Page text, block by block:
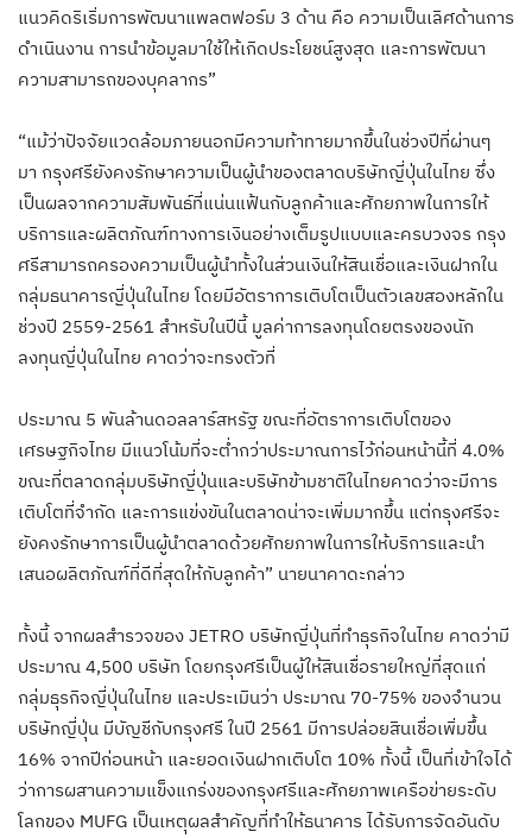
แนวคิดริเริ่มการพัฒนาแพลตฟอร์ม 3 ด้าน คือ ความเป็นเลิศด้านการ
ดำเนินงาน การนำข้อมูลมาใช้ให้เกิดประโยชน์สูงสุด และการพัฒนา
ความสามารถของบุคลากร”
“แม้ว่าปัจจัยแวดล้อมภายนอกมีความท้าทายมากขึ้นในช่วงปีที่ผ่านๆ
มา กรุงศรียังคงรักษาความเป็นผู้นำของตลาดบริษัทญี่ปุ่นในไทย ซึ่ง
เป็นผลจากความสัมพันธ์ที่แน่นแฟ้นกับลูกค้าและศักยภาพในการให้
บริการและผลิตภัณฑ์ทางการเงินอย่างเต็มรูปแบบและครบวงจร กรุง
ศรีสามารถครองความเป็นผู้นำทั้งในส่วนเงินให้สินเชื่อและเงินฝากใน
กลุ่มธนาคารญี่ปุ่นในไทย โดยมีอัตราการเติบโตเป็นตัวเลขสองหลักใน
ช่วงปี 2559-2561 สำหรับในปีนี้ มูลค่าการลงทุนโดยตรงของนัก
ลงทุนญี่ปุ่นในไทย คาดว่าจะทรงตัวที่
ประมาณ 5 พันล้านดอลลาร์สหรัฐ ขณะที่อัตราการเติบโตของ
เศรษฐกิจไทย มีแนวโน้มที่จะต่ำกว่าประมาณการไว้ก่อนหน้านี้ที่ 4.0%
ขณะที่ตลาดกลุ่มบริษัทญี่ปุ่นและบริษัทข้ามชาติในไทยคาดว่าจะมีการ
เติบโตที่จำกัด และการแข่งขันในตลาดน่าจะเพิ่มมากขึ้น แต่กรุงศรีจะ
ยังคงรักษาการเป็นผู้นำตลาดด้วยศักยภาพในการให้บริการและนำ
เสนอผลิตภัณฑ์ที่ดีที่สุดให้กับลูกค้า” นายนาคาดะกล่าว
ทั้งนี้ จากผลสำรวจของ JETRO บริษัทญี่ปุ่นที่ทำธุรกิจในไทย คาดว่ามี
ประมาณ 4,500 บริษัท โดยกรุงศรีเป็นผู้ให้สินเชื่อรายใหญ่ที่สุดแก่
กลุ่มธุรกิจญี่ปุ่นในไทย และประเมินว่า ประมาณ 70-75% ของจำนวน
บริษัทญี่ปุ่น มีบัญชีกับกรุงศรี ในปี 2561 มีการปล่อยสินเชื่อเพิ่มขึ้น
16% จากปีก่อนหน้า และยอดเงินฝากเติบโต 10% ทั้งนี้ เป็นที่เข้าใจได้
ว่าการผสานความแข็งแกร่งของกรุงศรีและศักยภาพเครือข่ายระดับ
โลกของ MUFG เป็นเหตุผลสำคัญที่ทำให้ธนาคาร ได้รับการจัดอันดับ